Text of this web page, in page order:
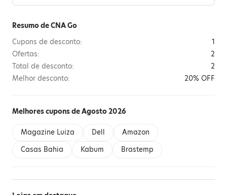
Resumo de CNA Go
Cupons de desconto:
1
Ofertas:
2
Total de desconto:
2
Melhor desconto:
20% OFF
Melhores cupons de Agosto 2026
Magazine Luiza Dell
Amazon
Casas Bahia
Kabum Brastemp